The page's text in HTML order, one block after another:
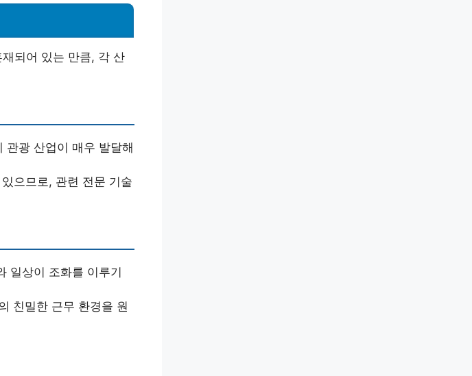
되어 있는 만큼, 각 산
관광 산업이 매우 발달해
으므로, 관련 전문 기술
일상이 조화를 이루기
친밀한 근무 환경을 원